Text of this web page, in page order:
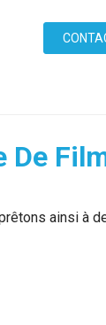
De
ainsi à